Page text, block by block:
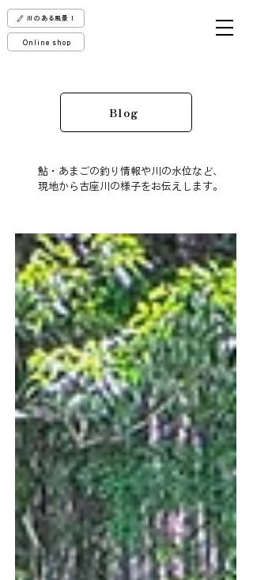
川のある風景！
Online shop
Blog
鮎・あまごの釣り情報や川の水位など、
現地から古座川の様子をお伝えします。